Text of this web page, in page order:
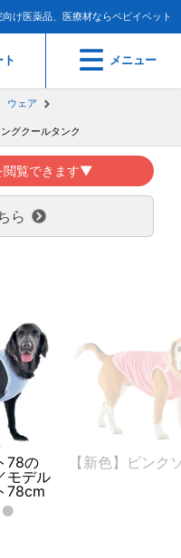
け医薬品、医療材ならペピイベット
ト メニュー
ウェア
グクールタンク
閲覧できます▼
ら
78の
モデル
78cm
【新色】ピンク